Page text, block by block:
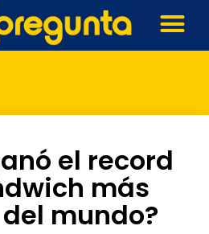
el record
más
mundo?